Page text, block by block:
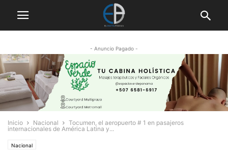
- Anuncio Pagado -
Inicio Nacional
Tocumen, el aeropuerto # 1 en pasajeros
internacionales de América Latina y...
Nacional